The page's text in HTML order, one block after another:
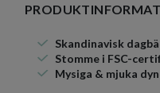
Skandinavisk
Stomme i FSC-
Mysiga & mjuka